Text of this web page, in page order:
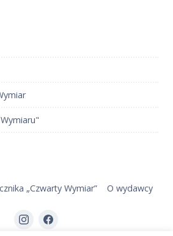
„Czwarty Wymiar” O wydawcy
Element
menu
Element
menu